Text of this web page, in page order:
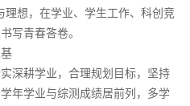
理想，在学业、学生工作、科创竞
写青春答卷。
深耕学业，合理规划目标，坚持
年学业与综测成绩居前列，多学